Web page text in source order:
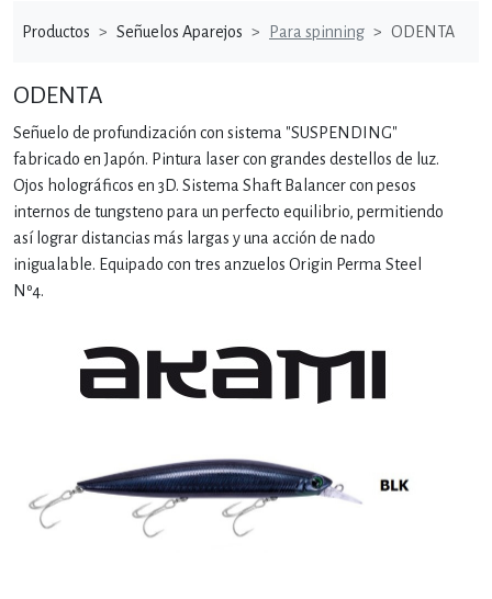
Productos Señuelos Aparejos Para spinning ODENTA
ODENTA
Señuelo de profundización con sistema "SUSPENDING"
fabricado en Japón. Pintura laser con grandes destellos de luz.
Ojos holográficos en 3D. Sistema Shaft Balancer con pesos
internos de tungsteno para un perfecto equilibrio, permitiendo
así lograr distancias más largas y una acción de nado
inigualable. Equipado con tres anzuelos Origin Perma Steel
Nº4.